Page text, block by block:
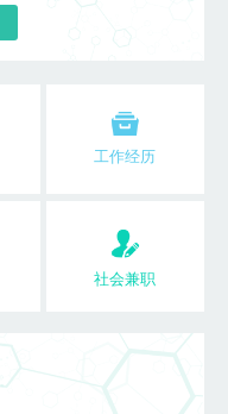
工作经历
社会兼职